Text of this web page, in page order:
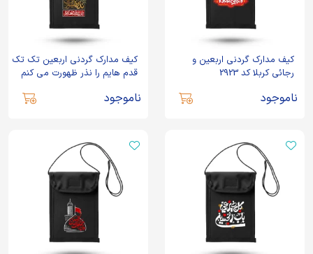
کیف مدارک گردنی اربعین و
رجائی کربلا کد 2923
ناموجود
کیف مدارک گردنی اربعین تک تک
قدم هایم را نذر ظهورت می کنم
ناموجود